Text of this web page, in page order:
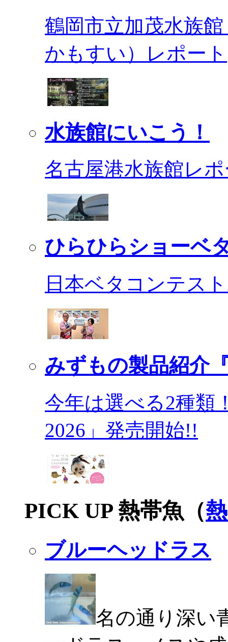
鶴岡市立加茂水族
かもすい）レポート
水族館にいこう！
名古屋港水族館レ
ひらひらショーベ
日本ベタコンテス
みずもの製品紹介
今年は選べる2種類
2026」発売開始!!
PICK UP 熱帯魚（
ブルーヘッドラス
名の通り深い